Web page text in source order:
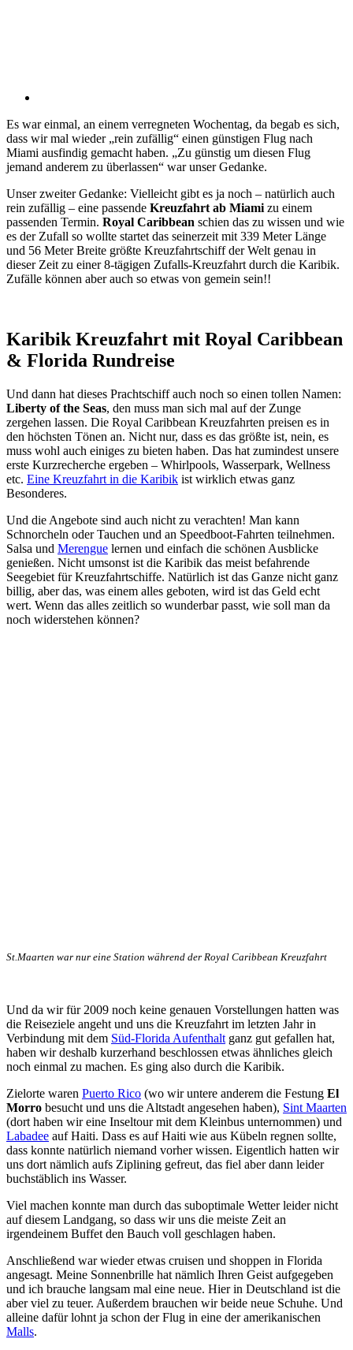
Es war einmal, an einem verregneten Wochentag, da begab es sich,
dass wir mal wieder „rein zufällig“ einen günstigen Flug nach
Miami ausfindig gemacht haben. „Zu günstig um diesen Flug
jemand anderem zu überlassen“ war unser Gedanke.
Unser zweiter Gedanke: Vielleicht gibt es ja noch – natürlich auch
rein zufällig – eine passende Kreuzfahrt ab Miami zu einem
passenden Termin. Royal Caribbean schien das zu wissen und wie
es der Zufall so wollte startet das seinerzeit mit 339 Meter Länge
und 56 Meter Breite größte Kreuzfahrtschiff der Welt genau in
dieser Zeit zu einer 8-tägigen Zufalls-Kreuzfahrt durch die Karibik.
Zufälle können aber auch so etwas von gemein sein!!
Karibik Kreuzfahrt mit Royal Caribbean
& Florida Rundreise
Und dann hat dieses Prachtschiff auch noch so einen tollen Namen:
Liberty of the Seas, den muss man sich mal auf der Zunge
zergehen lassen. Die Royal Caribbean Kreuzfahrten preisen es in
den höchsten Tönen an. Nicht nur, dass es das größte ist, nein, es
muss wohl auch einiges zu bieten haben. Das hat zumindest unsere
erste Kurzrecherche ergeben – Whirlpools, Wasserpark, Wellness
etc. Eine Kreuzfahrt in die Karibik ist wirklich etwas ganz
Besonderes.
Und die Angebote sind auch nicht zu verachten! Man kann
Schnorcheln oder Tauchen und an Speedboot-Fahrten teilnehmen.
Salsa und Merengue lernen und einfach die schönen Ausblicke
genießen. Nicht umsonst ist die Karibik das meist befahrende
Seegebiet für Kreuzfahrtschiffe. Natürlich ist das Ganze nicht ganz
billig, aber das, was einem alles geboten, wird ist das Geld echt
wert. Wenn das alles zeitlich so wunderbar passt, wie soll man da
noch widerstehen können?
St.Maarten war nur eine Station während der Royal Caribbean Kreuzfahrt
Und da wir für 2009 noch keine genauen Vorstellungen hatten was
die Reiseziele angeht und uns die Kreuzfahrt im letzten Jahr in
Verbindung mit dem Süd-Florida Aufenthalt ganz gut gefallen hat,
haben wir deshalb kurzerhand beschlossen etwas ähnliches gleich
noch einmal zu machen. Es ging also durch die Karibik.
Zielorte waren Puerto Rico (wo wir untere anderem die Festung El
Morro besucht und uns die Altstadt angesehen haben), Sint Maarten
(dort haben wir eine Inseltour mit dem Kleinbus unternommen) und
Labadee auf Haiti. Dass es auf Haiti wie aus Kübeln regnen sollte,
dass konnte natürlich niemand vorher wissen. Eigentlich hatten wir
uns dort nämlich aufs Ziplining gefreut, das fiel aber dann leider
buchstäblich ins Wasser.
Viel machen konnte man durch das suboptimale Wetter leider nicht
auf diesem Landgang, so dass wir uns die meiste Zeit an
irgendeinem Buffet den Bauch voll geschlagen haben.
Anschließend war wieder etwas cruisen und shoppen in Florida
angesagt. Meine Sonnenbrille hat nämlich Ihren Geist aufgegeben
und ich brauche langsam mal eine neue. Hier in Deutschland ist die
aber viel zu teuer. Außerdem brauchen wir beide neue Schuhe. Und
alleine dafür lohnt ja schon der Flug in eine der amerikanischen
Malls.